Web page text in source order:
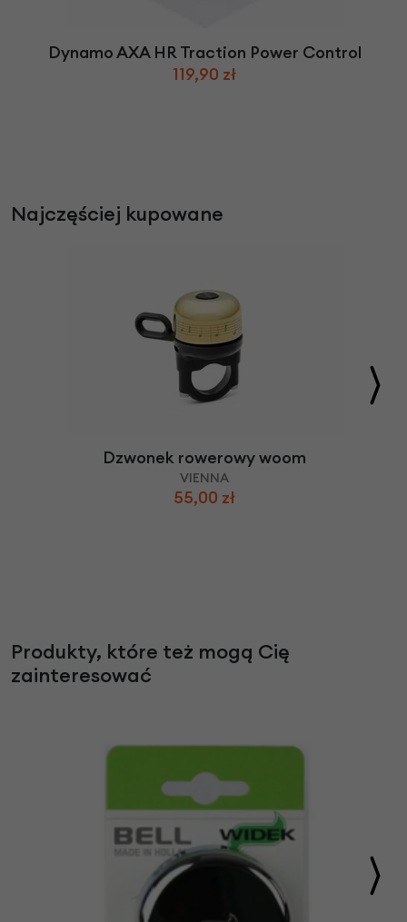
Dynamo AXA HR Traction Power Control
119,90 zł
Najczęściej kupowane
Dzwonek rowerowy woom
VIENNA
55,00 zł
Produkty, które też mogą Cię
zainteresować